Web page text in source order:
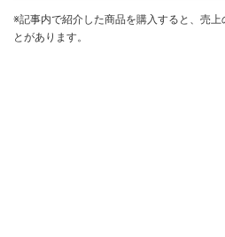
※記事内で紹介した商品を購入すると、売
とがあります。